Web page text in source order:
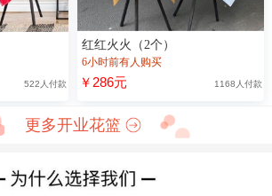
522人付款
红红火火（2个）
6小时前有人购买
￥286元 1168人付款
更多开业花篮